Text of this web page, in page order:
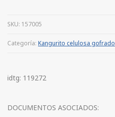
SKU: 157005
Categoría: Kangurito celulosa gofrado
idtg: 119272
DOCUMENTOS ASOCIADOS: